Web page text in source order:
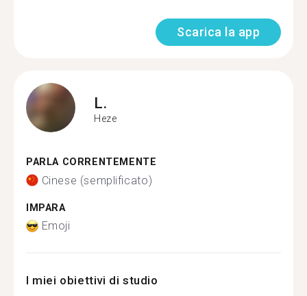
Scarica la app
L.
Heze
PARLA CORRENTEMENTE
Cinese (semplificato)
IMPARA
Emoji
I miei obiettivi di studio